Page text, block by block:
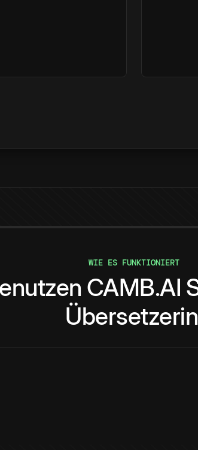
WIE ES FUNKTIONIERT
CAMB.AI
Übersetzerin